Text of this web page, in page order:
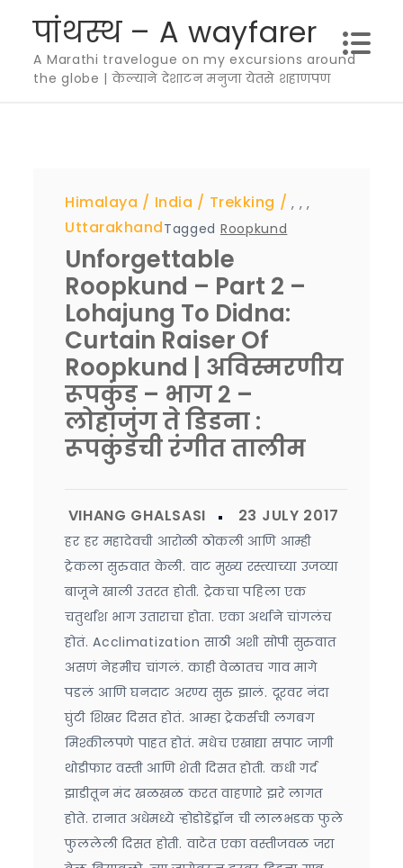
content
पांथस्थ – A wayfarer
A Marathi travelogue on my excursions around
the globe | केल्याने देशाटन मनुजा येतसे शहाणपण
Himalaya ,
India ,
Trekking ,
UttarakhandTagged Roopkund
Unforgettable
Roopkund – Part 2 –
Lohajung To Didna:
Curtain Raiser Of
Roopkund | अविस्मरणीय
रूपकुंड – भाग २ –
लोहाजुंग ते डिडना :
रूपकुंडची रंगीत तालीम
हर हर महादेवची आरोळी ठोकली आणि आम्ही
ट्रेकला सुरुवात केली. वाट मुख्य रस्त्याच्या उजव्या
बाजूने खाली उतरत होती. ट्रेकचा पहिला एक
चतुर्थांश भाग उताराचा होता. एका अर्थाने चांगलंच
होतं. Acclimatization साठी अशी सोपी सुरुवात
असणं नेहमीच चांगलं. काही वेळातच गाव मागे
पडलं आणि घनदाट अरण्य सुरु झालं. दूरवर नंदा
घुंटी शिखर दिसत होतं. आम्हा ट्रेकर्सची लगबग
मिश्कीलपणे पाहत होतं. मधेच एखाद्या सपाट जागी
थोडीफार वस्ती आणि शेती दिसत होती. कधी गर्द
झाडीतून मंद खळखळ करत वाहणारे झरे लागत
होते. रानात अधेमध्ये ऱ्होडोडेंड्रॉन ची लालभडक फुले
फुललेली दिसत होती. वाटेत एका वस्तीजवळ जरा